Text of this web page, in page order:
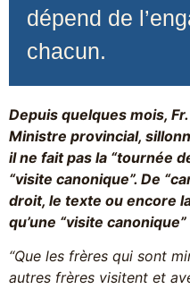
dépend de
chacun.
Depuis quelques mois,
Ministre provincial,
il ne fait pas la “tournée
“visite canonique”. De
droit, le texte ou encore
qu’une “visite
“Que les frères qui sont
autres frères visitent et